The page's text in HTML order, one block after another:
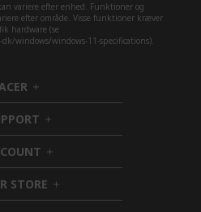
variere efter enhed. Funktioner og
efter område. Visse funktioner kræver
hardware (se
windows/windows-11-specifications).
h
i
d
d
e
n
h
i
d
e
n
h
i
d
d
STORE h
i